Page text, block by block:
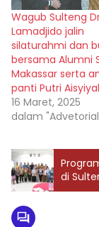
Wagub Sulteng
Lamadjido jalin
silaturahmi dan
bersama Alumni
Makassar serta
panti Putri
16 Maret, 2025
dalam
di